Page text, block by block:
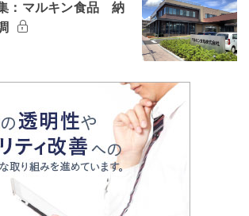
：マルキン食品 納